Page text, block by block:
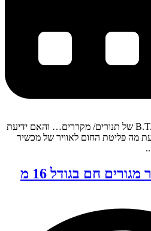
האם ניתן לדעת את יחידות הB.T.U של תנורים/ מקררים… והאם ידיעת
מה פליטת החום לאוויר של מכשיר